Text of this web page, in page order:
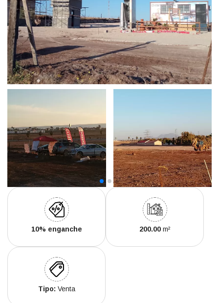
10% enganche 200.00 m²
Tipo: Venta